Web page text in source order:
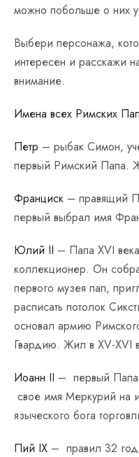
можно побольше о них
Выбери персонажа,
интересен и расскажи
внимание.
Имена всех Римских
Петр – рыбак Симон,
первый Римский Папа.
Франциск – правящий
первый выбрал имя
Юлий II – Папа XVI
коллекционер. Он
первого музея пап,
расписать потолок
основал армию
Гвардию. Жил в XV-XVI
Иоанн II – первый
свое имя Меркурий на
языческого бога
Пий IX – правил 32